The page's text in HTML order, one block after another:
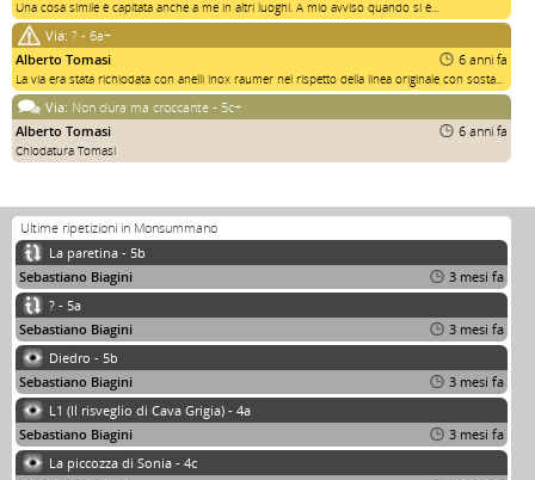
Una cosa simile è capitata anche a me in altri luoghi. A mio avviso quando si è...
Via: ? - 6a+
Alberto Tomasi
6 anni fa
La via era stata richiodata con anelli inox raumer nel rispetto della linea originale con sosta...
Via: Non dura ma croccante - 5c+
Alberto Tomasi
6 anni fa
Chiodatura Tomasi
Ultime ripetizioni in Monsummano
La paretina - 5b
Sebastiano Biagini
3 mesi fa
? - 5a
Sebastiano Biagini
3 mesi fa
Diedro - 5b
Sebastiano Biagini
3 mesi fa
L1 (Il risveglio di Cava Grigia) - 4a
Sebastiano Biagini
3 mesi fa
La piccozza di Sonia - 4c